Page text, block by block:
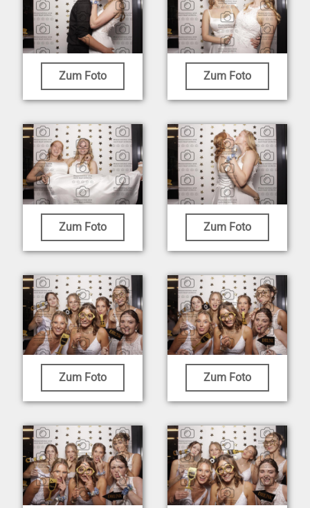
Zum Foto Zum Foto
Zum Foto Zum Foto
Zum Foto Zum Foto